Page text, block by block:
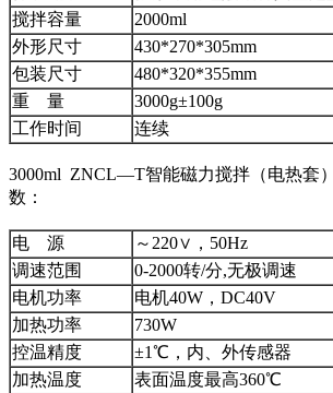
搅拌容量
2000ml
外形尺寸
430*270*305mm
包装尺寸
480*320*355mm
重 量
3000g±100g
工作时间
连续
3000ml ZNCL—T智能磁力搅拌（电热套
数：
电 源
～220∨，50Hz
调速范围
0-2000转/分,无极调速
电机功率
电机40W，DC40V
加热功率
730W
控温精度
±1℃，内、外传感器
加热温度
表面温度最高360℃